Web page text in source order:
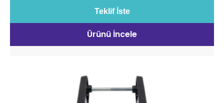
Teklif İste
Ürünü İncele